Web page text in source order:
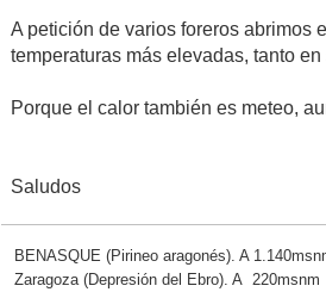
A petición de varios foreros abrimos
temperaturas más elevadas, tanto
Porque el calor también es meteo,
Saludos
BENASQUE (Pirineo aragonés). A
Zaragoza (Depresión del Ebro). A 220msnm